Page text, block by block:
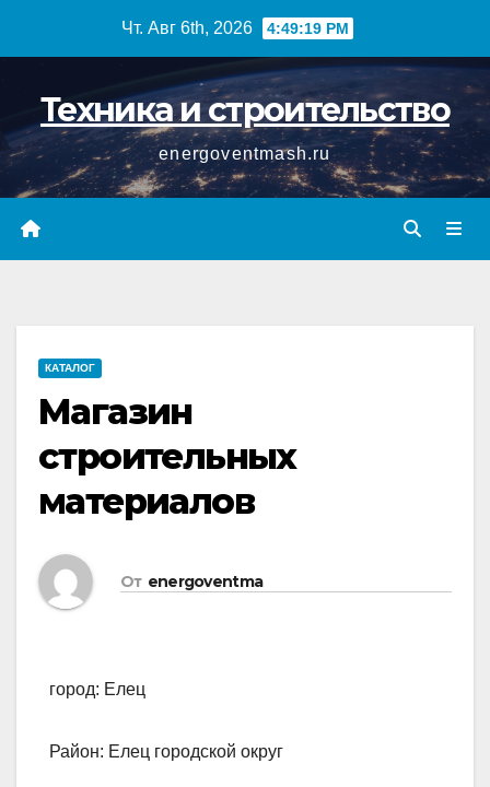
Чт. Авг 6th, 2026 4:49:20 PM
Техника и строительство
energoventmash.ru
КАТАЛОГ
Магазин
строительных
материалов
От energoventma
город: Елец
Район: Елец городской округ